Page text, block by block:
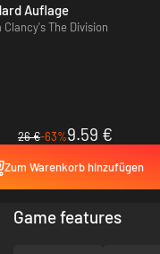
Auflage
Clancy's The Division
26 €-63%9.59 €
Zum Warenkorb hinzufügen
Game features